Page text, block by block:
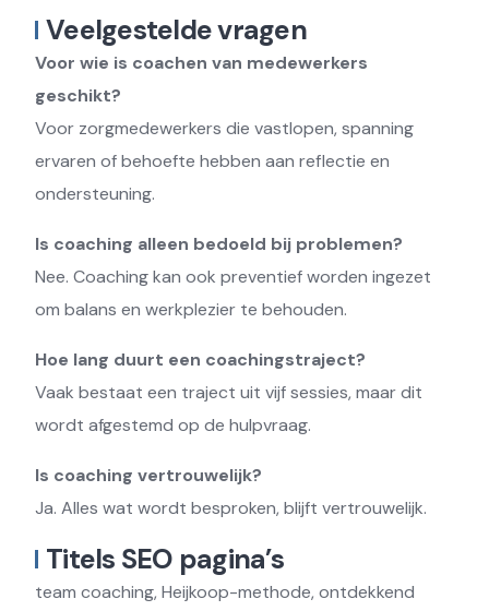
Veelgestelde vragen
Voor wie is coachen van medewerkers
geschikt?
Voor zorgmedewerkers die vastlopen, spanning
ervaren of behoefte hebben aan reflectie en
ondersteuning.
Is coaching alleen bedoeld bij problemen?
Nee. Coaching kan ook preventief worden ingezet
om balans en werkplezier te behouden.
Hoe lang duurt een coachingstraject?
Vaak bestaat een traject uit vijf sessies, maar dit
wordt afgestemd op de hulpvraag.
Is coaching vertrouwelijk?
Ja. Alles wat wordt besproken, blijft vertrouwelijk.
Titels SEO pagina’s
team coaching, Heijkoop-methode, ontdekkend